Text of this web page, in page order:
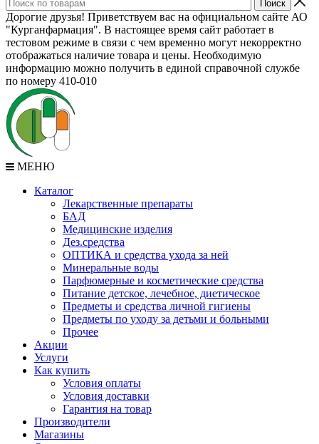
Дорогие друзья! Приветствуем вас на официальном сайте АО
"Курганфармация". В настоящее время сайт работает в
тестовом режиме в связи с чем временно могут некорректно
отображаться наличие товара и цены. Необходимую
информацию можно получить в единой справочной службе
по номеру 410-010
МЕНЮ
Каталог
Лекарственные препараты
БАД
Медицинские изделия
Дез.средства
ОПТИКА и средства ухода за ней
Минеральные воды
Парфюмерные и косметические средства
Питание детское, лечебное, диетическое
Предметы и средства личной гигиены
Предметы по уходу за детьми и больными
Прочее
Акции
Услуги
Как купить
Условия оплаты
Условия доставки
Гарантия на товар
Производители
Магазины